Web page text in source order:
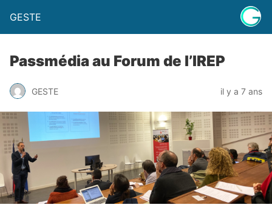
GESTE
Passmédia au Forum de l’IREP
GESTE il y a 7 ans